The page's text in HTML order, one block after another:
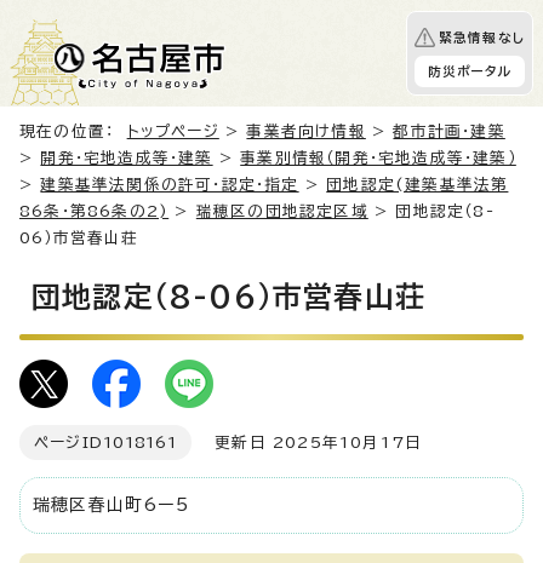
緊急情報なし
防災ポータル
現在の位置： トップページ >事業者向け情報 >都市計画・建築
>
開発・宅地造成等・建築 >事業別情報（開発・宅地造成等・建築）
>建築基準法関係の許可・認定・指定 >
団地認定(建築基準法第
86条・第86条の2)
> 瑞穂区の団地認定区域 > 団地認定（8-
06）市営春山荘
団地認定（8-06）市営春山荘
ページID 1018161 更新日 2025年10月17日
瑞穂区春山町6ー5